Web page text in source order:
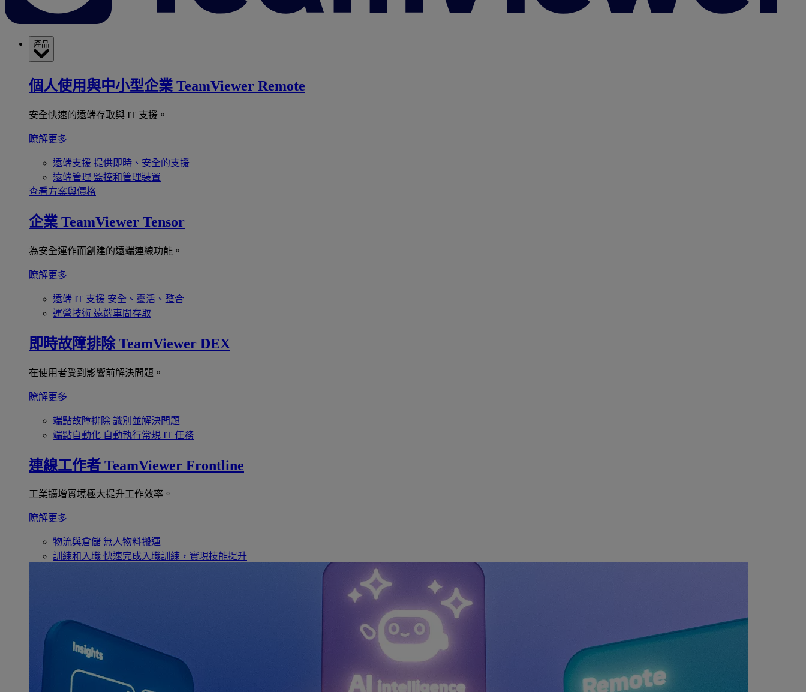
產品
個人使用與中小型企業 TeamViewer Remote
安全快速的遠端存取與 IT 支援。
瞭解更多
遠端支援 提供即時、安全的支援
遠端管理 監控和管理裝置
查看方案與價格
企業 TeamViewer Tensor
為安全運作而創建的遠端連線功能。
瞭解更多
遠端 IT 支援 安全、靈活、整合
運營技術 遠端車間存取
即時故障排除 TeamViewer DEX
在使用者受到影響前解決問題。
瞭解更多
端點故障排除 識別並解決問題
端點自動化 自動執行常規 IT 任務
連線工作者 TeamViewer Frontline
工業擴增實境極大提升工作效率。
瞭解更多
物流與倉儲 無人物料搬運
訓練和入職 快速完成入職訓練，實現技能提升